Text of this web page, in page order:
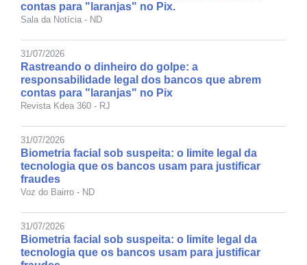
contas para "laranjas" no Pix.
Sala da Notícia - ND
31/07/2026
Rastreando o dinheiro do golpe: a
responsabilidade legal dos bancos que abrem
contas para "laranjas" no Pix
Revista Kdea 360 - RJ
31/07/2026
Biometria facial sob suspeita: o limite legal da
tecnologia que os bancos usam para justificar
fraudes
Voz do Bairro - ND
31/07/2026
Biometria facial sob suspeita: o limite legal da
tecnologia que os bancos usam para justificar